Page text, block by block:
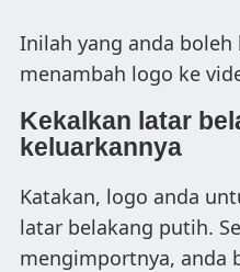
Inilah yang anda boleh
menambah logo ke
Kekalkan latar
keluarkannya
Katakan, logo anda
latar belakang putih.
mengimportnya, anda